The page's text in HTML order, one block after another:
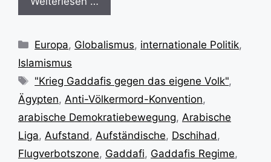
Kategorien
Europa, Globalismus, internationale Politik,
Islamismus
Schlagwörter
"Krieg Gaddafis gegen das eigene Volk",
Ägypten, Anti-Völkermord-Konvention,
arabische Demokratiebewegung, Arabische
Liga, Aufstand, Aufständische, Dschihad,
Flugverbotszone, Gaddafi, Gaddafis Regime,